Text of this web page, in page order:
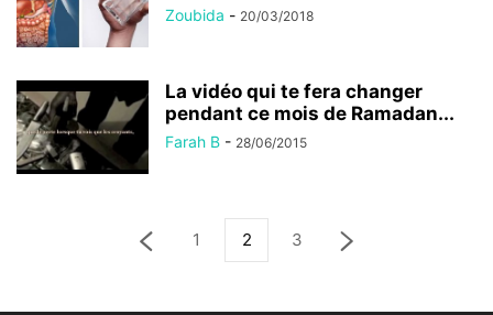
Zoubida - 20/03/2018
La vidéo qui te fera changer
pendant ce mois de Ramadan...
Farah B - 28/06/2015
1 2 3